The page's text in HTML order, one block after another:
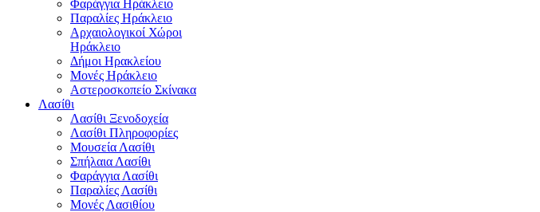
Φαράγγια Ηράκλειο
Παραλίες Ηράκλειο
Αρχαιολογικοί Χώροι
Ηράκλειο
Δήμοι Ηρακλείου
Μονές Ηράκλειο
Αστεροσκοπείο Σκίνακα
Λασίθι
Λασίθι Ξενοδοχεία
Λασίθι Πληροφορίες
Μουσεία Λασίθι
Σπήλαια Λασίθι
Φαράγγια Λασίθι
Παραλίες Λασίθι
Μονές Λασιθίου